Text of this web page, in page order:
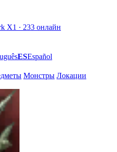
X1 · 233 онлайн
ESEspañol
Монстры Локации